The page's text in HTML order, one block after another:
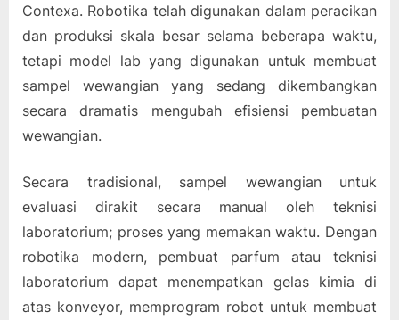
Contexa. Robotika telah digunakan dalam peracikan
dan produksi skala besar selama beberapa waktu,
tetapi model lab yang digunakan untuk membuat
sampel wewangian yang sedang dikembangkan
secara dramatis mengubah efisiensi pembuatan
wewangian.
Secara tradisional, sampel wewangian untuk
evaluasi dirakit secara manual oleh teknisi
laboratorium; proses yang memakan waktu. Dengan
robotika modern, pembuat parfum atau teknisi
laboratorium dapat menempatkan gelas kimia di
atas konveyor, memprogram robot untuk membuat